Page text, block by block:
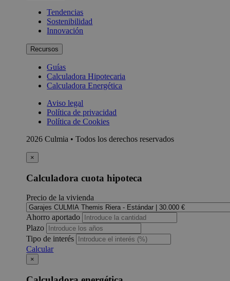
Tendencias
Sostenibilidad
Innovación
Recursos
Guías
Calculadora Hipotecaria
Calculadora Energética
Aviso legal
Política de privacidad
Política de Cookies
2026 Culmia • Todos los derechos reservados
×
Calculadora cuota hipoteca
Precio de la vivienda
Ahorro aportado
Plazo
Tipo de interés
Calcular
×